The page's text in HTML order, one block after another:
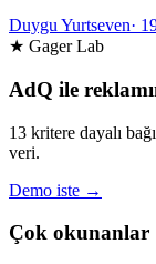
Duygu Yurtseven·
★ Gager Lab
AdQ ile
13 kritere dayalı
veri.
Demo iste →
Çok okunanlar